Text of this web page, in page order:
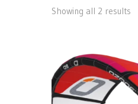
Showing all 2 results